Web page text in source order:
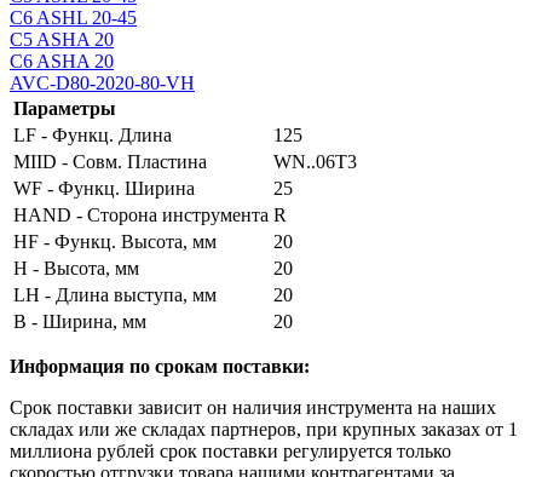
C6 ASHL 20-45
C5 ASHA 20
C6 ASHA 20
AVC-D80-2020-80-VH
Параметры
LF - Функц. Длина
125
MIID - Совм. Пластина
WN..06T3
WF - Функц. Ширина
25
HAND - Сторона инструмента R
HF - Функц. Высота, мм
20
H - Высота, мм
20
LH - Длина выступа, мм
20
B - Ширина, мм
20
Информация по срокам поставки:
Срок поставки зависит он наличия инструмента на наших
складах или же складах партнеров, при крупных заказах от 1
миллиона рублей срок поставки регулируется только
скоростью отгрузки товара нашими контрагентами за